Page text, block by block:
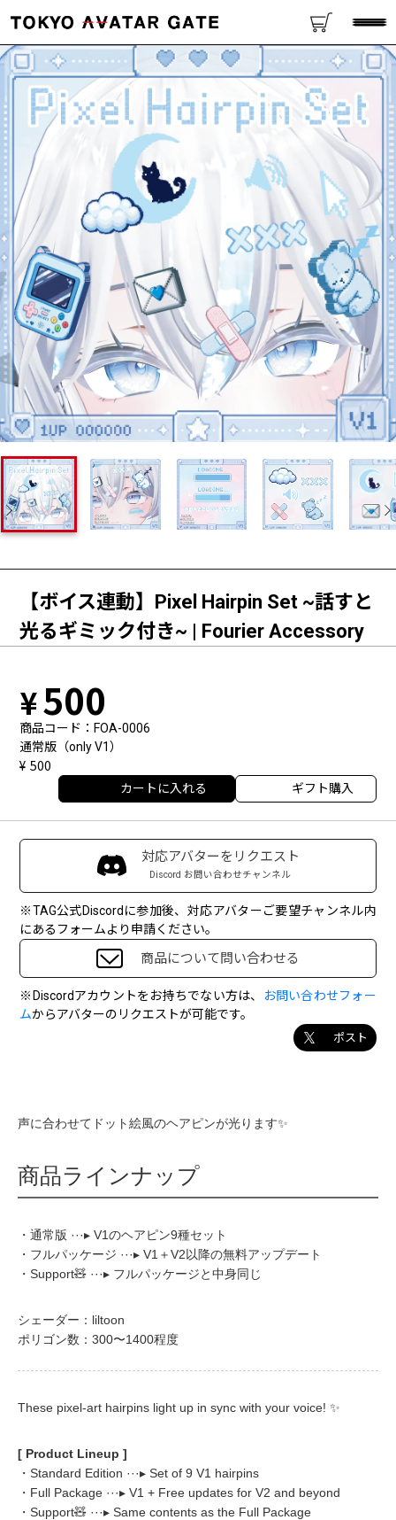
【ボイス連動】Pixel Hairpin Set ~話すと
光るギミック付き~ | Fourier Accessory
500
商品コード
FOA-0006
通常版（only V1）
500
カートに入れる ギフト購入
対応アバターをリクエスト
Discord お問い合わせチャンネル
※TAG公式Discordに参加後、対応アバターご要望チャンネル内
にあるフォームより申請ください。
ポスト
商品について問い合わせる
※Discordアカウントをお持ちでない方は、
お問い合わせフォー
ムからアバターのリクエストが可能です。
声に合わせてドット絵風のヘアピンが光ります✨
商品ラインナップ
・通常版 ···▸ V1のヘアピン9種セット
・フルパッケージ ···▸ V1＋V2以降の無料アップデート
・Support🧸 ···▸ フルパッケージと中身同じ
シェーダー：liltoon
ポリゴン数：300〜1400程度
These pixel-art hairpins light up in sync with your voice! ✨
[ Product Lineup ]
・Standard Edition ···▸ Set of 9 V1 hairpins
・Full Package ···▸ V1 + Free updates for V2 and beyond
・Support🧸 ···▸ Same contents as the Full Package